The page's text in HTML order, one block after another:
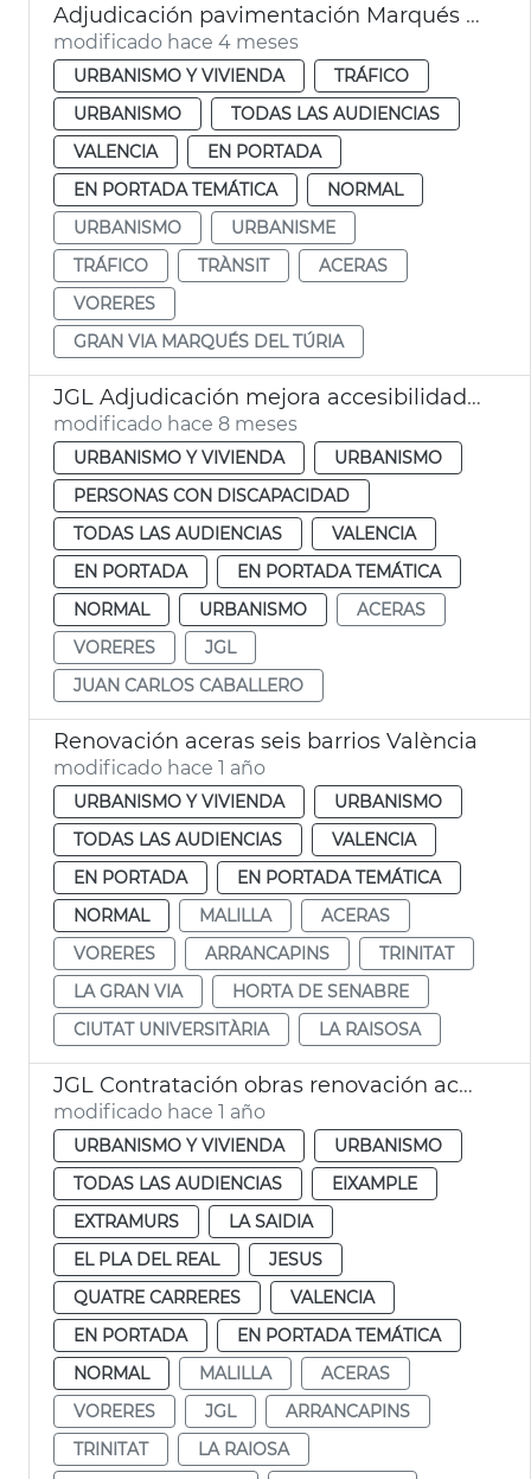
Adjudicación pavimentación Marqués del Turia y calles de València
modificado hace 4 meses
URBANISMO Y VIVIENDA
TRÁFICO
URBANISMO
TODAS LAS AUDIENCIAS
VALENCIA
EN PORTADA
EN PORTADA TEMÁTICA
NORMAL
URBANISMO
URBANISME
TRÁFICO
TRÀNSIT
ACERAS
VORERES
GRAN VIA MARQUÉS DEL TÚRIA
JGL Adjudicación mejora accesibilidad aceras
modificado hace 8 meses
URBANISMO Y VIVIENDA
URBANISMO
PERSONAS CON DISCAPACIDAD
TODAS LAS AUDIENCIAS
VALENCIA
EN PORTADA
EN PORTADA TEMÁTICA
NORMAL
URBANISMO
ACERAS
VORERES
JGL
JUAN CARLOS CABALLERO
Renovación aceras seis barrios València
modificado hace 1 año
URBANISMO Y VIVIENDA
URBANISMO
TODAS LAS AUDIENCIAS
VALENCIA
EN PORTADA
EN PORTADA TEMÁTICA
NORMAL
MALILLA
ACERAS
VORERES
ARRANCAPINS
TRINITAT
LA GRAN VIA
HORTA DE SENABRE
CIUTAT UNIVERSITÀRIA
LA RAISOSA
JGL Contratación obras renovación aceras València
modificado hace 1 año
URBANISMO Y VIVIENDA
URBANISMO
TODAS LAS AUDIENCIAS
EIXAMPLE
EXTRAMURS
LA SAIDIA
EL PLA DEL REAL
JESUS
QUATRE CARRERES
VALENCIA
EN PORTADA
EN PORTADA TEMÁTICA
NORMAL
MALILLA
ACERAS
VORERES
JGL
ARRANCAPINS
TRINITAT
LA RAIOSA